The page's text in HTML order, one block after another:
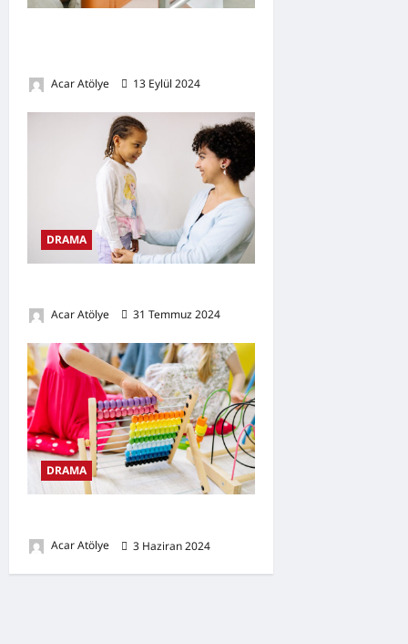
Acar Atölye 13 Eylül 2024
DRAMA
Acar Atölye 31 Temmuz 2024
DRAMA
Acar Atölye 3 Haziran 2024